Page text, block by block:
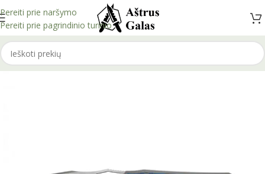
Pereiti prie naršymo
Pereiti prie pagrindinio turinio